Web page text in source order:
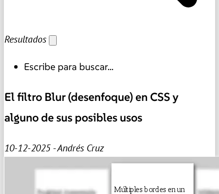
Resultados
Escribe para buscar...
El filtro Blur (desenfoque) en CSS y
alguno de sus posibles usos
10-12-2025 - Andrés Cruz